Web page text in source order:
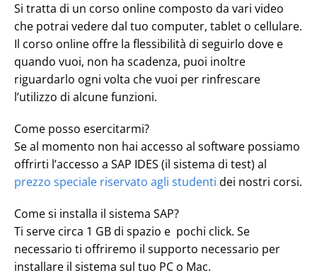
Si tratta di un corso online composto da vari video
che potrai vedere dal tuo computer, tablet o cellulare.
Il corso online offre la flessibilità di seguirlo dove e
quando vuoi, non ha scadenza, puoi inoltre
riguardarlo ogni volta che vuoi per rinfrescare
l’utilizzo di alcune funzioni.
Come posso esercitarmi?
Se al momento non hai accesso al software possiamo
offrirti l’accesso a SAP IDES (il sistema di test) al
prezzo speciale riservato agli studenti dei nostri corsi.
Come si installa il sistema SAP?
Ti serve circa 1 GB di spazio e pochi click. Se
necessario ti offriremo il supporto necessario per
installare il sistema sul tuo PC o Mac.